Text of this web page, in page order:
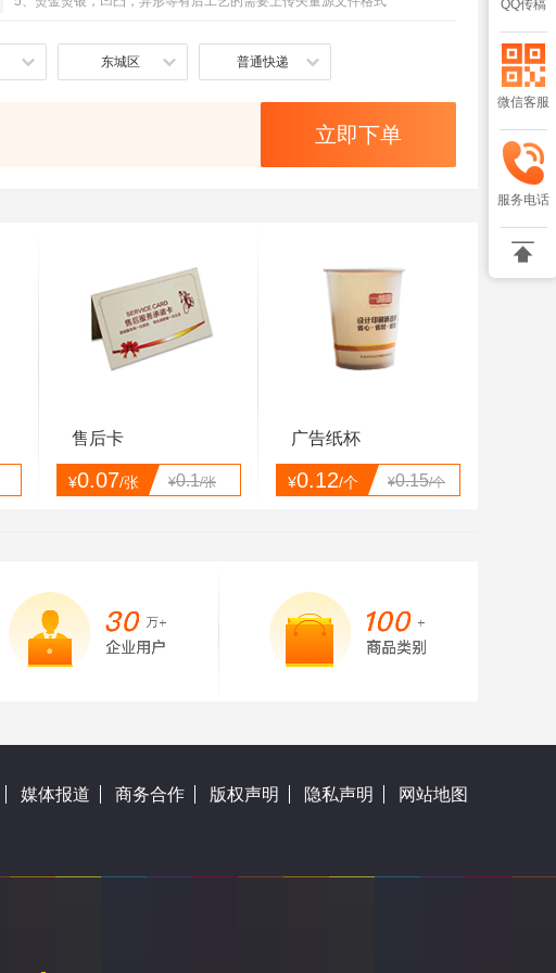
东城区 普通快递
立即下单
售后卡
¥0.07/张 ¥0.1/张
广告纸杯
¥0.12/个 ¥0.15/个
媒体报道 商务合作 版权声明 隐私声明 网站地图
QQ传稿
微信客服
服务电话
